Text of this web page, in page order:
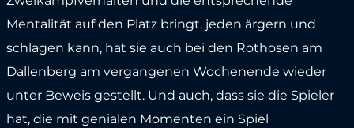
Mentalität auf den Platz bringt, jeden ärgern und
schlagen kann, hat sie auch bei den Rothosen am
Dallenberg am vergangenen Wochenende wieder
unter Beweis gestellt. Und auch, dass sie die Spieler
hat, die mit genialen Momenten ein Spiel